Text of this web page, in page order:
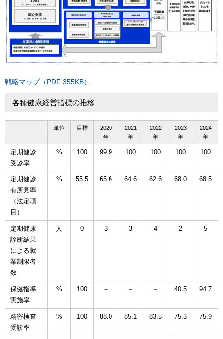
戦略マップ（PDF:355KB）
各種健康経営指標の推移
単位 目標
2020
年
2021
年
2022
年
2023
年
2024
年
定期健診
受診率
% 100 99.9 100 100 100 100
定期健診
有所見率
（法定項
目）
% 55.5 65.6 64.6 62.6 68.0 68.5
定期健康
診断結果
による就
業制限者
数
人 0 3 3 4 2 5
保健指導
実施率
% 100 － － － 40.5 94.7
精密検査
受診率
% 100 88.0 85.1 83.5 75.3 75.9